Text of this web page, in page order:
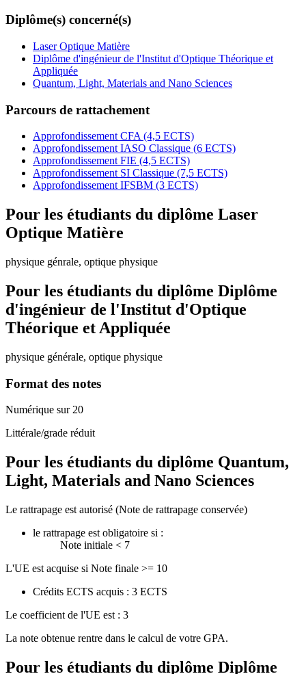
Diplôme(s) concerné(s)
Laser Optique Matière
Diplôme d'ingénieur de l'Institut d'Optique Théorique et
Appliquée
Quantum, Light, Materials and Nano Sciences
Parcours de rattachement
Approfondissement CFA (4,5 ECTS)
Approfondissement IASO Classique (6 ECTS)
Approfondissement FIE (4,5 ECTS)
Approfondissement SI Classique (7,5 ECTS)
Approfondissement IFSBM (3 ECTS)
Pour les étudiants du diplôme Laser
Optique Matière
physique génrale, optique physique
Pour les étudiants du diplôme Diplôme
d'ingénieur de l'Institut d'Optique
Théorique et Appliquée
physique générale, optique physique
Format des notes
Numérique sur 20
Littérale/grade réduit
Pour les étudiants du diplôme Quantum,
Light, Materials and Nano Sciences
Le rattrapage est autorisé (Note de rattrapage conservée)
le rattrapage est obligatoire si :
Note initiale < 7
L'UE est acquise si Note finale >= 10
Crédits ECTS acquis : 3 ECTS
Le coefficient de l'UE est : 3
La note obtenue rentre dans le calcul de votre GPA.
Pour les étudiants du diplôme Diplôme